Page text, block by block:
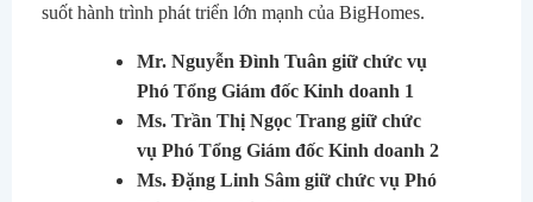
suốt hành trình phát triển lớn mạnh của BigHomes.
Mr. Nguyễn Đình Tuân giữ chức vụ
Phó Tổng Giám đốc Kinh doanh 1
Ms. Trần Thị Ngọc Trang giữ chức
vụ Phó Tổng Giám đốc Kinh doanh 2
Ms. Đặng Linh Sâm giữ chức vụ Phó